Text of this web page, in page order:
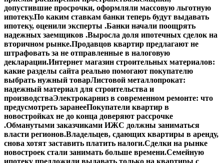
допустившие просрочки, оформляли массовую льготную
ипотеку.По каким ставкам банки теперь будут выдавать
ипотеку, оценили эксперты .Банки начали поощрять
надежных заемщиков .Выросла доля ипотечных сделок на
вторичном рынке.Продавцов квартир предлагают не
штрафовать за не отправленные в налоговую
декларации.Интернет магазин строительных материалов:
какие разделы сайта реально помогают покупателю
выбрать нужный товарЛистовой металлопрокат:
надежный материал для строительства и
производстваЭлектрокарниз в современном ремонте: что
предусмотреть заранееПокупатели квартир в
новостройках не до конца доверяют рассрочке
.Обманутыми заказчиками ИЖС должны заниматься
власти регионов.Владельцев, сдающих квартиры в аренду,
снова хотят заставить платить налоги.Сделки на рынке
новостроек стали занимать больше времени.Семейную
ипотеку предложили выдавать только на квартиры с